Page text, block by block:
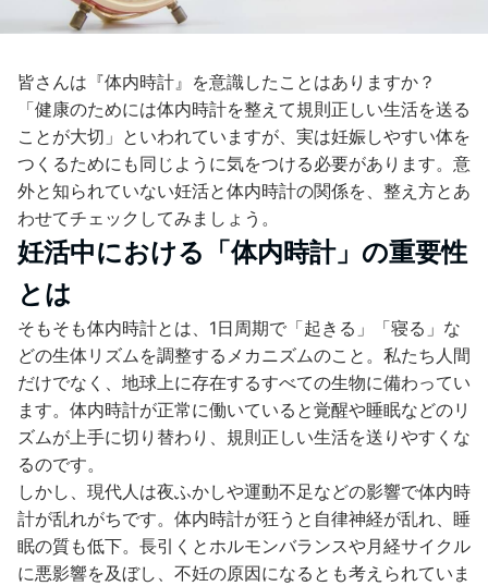
皆さんは『体内時計』を意識したことはありますか？
「健康のためには体内時計を整えて規則正しい生活を送る
ことが大切」といわれていますが、実は妊娠しやすい体を
つくるためにも同じように気をつける必要があります。意
外と知られていない妊活と体内時計の関係を、整え方とあ
わせてチェックしてみましょう。
妊活中における「体内時計」の重要性
とは
そもそも体内時計とは、1日周期で「起きる」「寝る」な
どの生体リズムを調整するメカニズムのこと。私たち人間
だけでなく、地球上に存在するすべての生物に備わってい
ます。体内時計が正常に働いていると覚醒や睡眠などのリ
ズムが上手に切り替わり、規則正しい生活を送りやすくな
るのです。
しかし、現代人は夜ふかしや運動不足などの影響で体内時
計が乱れがちです。体内時計が狂うと自律神経が乱れ、睡
眠の質も低下。長引くとホルモンバランスや月経サイクル
に悪影響を及ぼし、不妊の原因になるとも考えられていま